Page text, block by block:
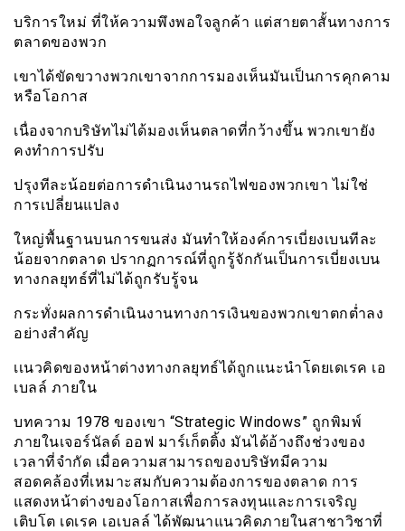
บริการใหม่ ที่ให้ความพึงพอใจลูกค้า แต่สายตาสั้นทางการ
ตลาดของพวก
เขาได้ขัดขวางพวกเขาจากการมองเห็นมันเป็นการคุกคาม
หรือโอกาส
เนื่องจากบริษัทไม่ได้มองเห็นตลาดที่กว้างขึ้น พวกเขายัง
คงทำการปรับ
ปรุงทีละน้อยต่อการดำเนินงานรถไฟของพวกเขา ไม่ใช่
การเปลี่ยนแปลง
ใหญ่พื้นฐานบนการขนส่ง มันทำให้องค์การเบี่ยงเบนทีละ
น้อยจากตลาด ปรากฏการณ์ที่ถูกรู้จักกันเป็นการเบี่ยงเบน
ทางกลยุทธ์ที่ไม่ได้ถูกรับรู้จน
กระทั่งผลการดำเนินงานทางการเงินของพวกเขาตกต่ำลง
อย่างสำคัญ
เเนวคิดของหน้าต่างทางกลยุทธ์ได้ถูกแนะนำโดยเดเรค เอ
เบลล์ ภายใน
บทความ 1978 ของเขา “Strategic Windows” ถูกพิมพ์
ภายในเจอร์นัลด์ ออฟ มาร์เก็ตติ้ง มันได้อ้างถึงช่วงของ
เวลาที่จำกัด เมื่อความสามารถของบริษัทมีความ
สอดคล้องที่เหมาะสมกับความต้องการของตลาด การ
แสดงหน้าต่างของโอกาสเพื่อการลงทุนและการเจริญ
เติบโต เดเรค เอเบลล์ ได้พัฒนาแนวคิดภายในสาชาวิชาที่